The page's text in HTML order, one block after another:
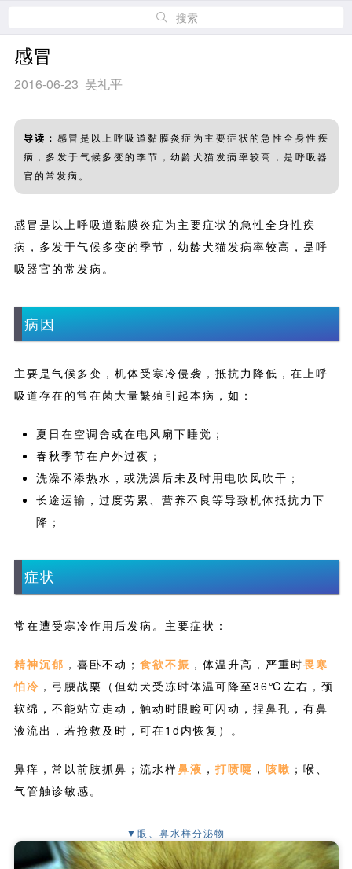
搜索
感冒
2016-06-23 吴礼平
导读： 感冒是以上呼吸道黏膜炎症为主要症状的急性全身性疾
病，多发于气候多变的季节，幼龄犬猫发病率较高，是呼吸器
官的常发病。
感冒是以上呼吸道黏膜炎症为主要症状的急性全身性疾
病，多发于气候多变的季节，幼龄犬猫发病率较高，是呼
吸器官的常发病。
病因
主要是气候多变，机体受寒冷侵袭，抵抗力降低，在上呼
吸道存在的常在菌大量繁殖引起本病，如：
夏日在空调舍或在电风扇下睡觉；
春秋季节在户外过夜；
洗澡不添热水，或洗澡后未及时用电吹风吹干；
长途运输，过度劳累、营养不良等导致机体抵抗力下
降；
症状
常在遭受寒冷作用后发病。主要症状：
精神沉郁 ，喜卧不动； 食欲不振 ，体温升高，严重时畏寒
怕冷 ，弓腰战栗（但幼犬受冻时体温可降至36℃左右，颈
软绵，不能站立走动，触动时眼睑可闪动，捏鼻孔，有鼻
液流出，若抢救及时，可在1d内恢复）。
鼻痒，常以前肢抓鼻；流水样鼻液 ， 打喷嚏 ， 咳嗽 ；喉、
气管触诊敏感。
▼眼、鼻水样分泌物